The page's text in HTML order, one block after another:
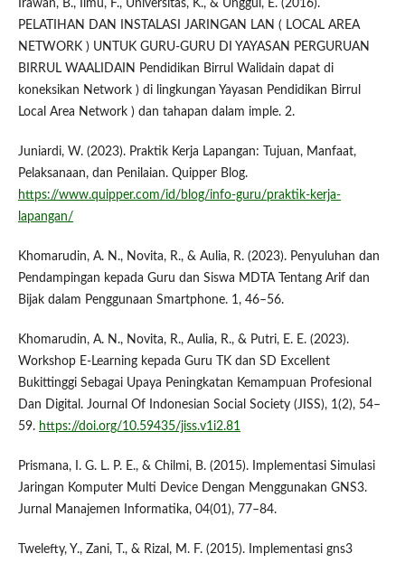
Irawan, B., Ilmu, F., Universitas, K., & Unggul, E. (2016).
PELATIHAN DAN INSTALASI JARINGAN LAN ( LOCAL AREA
NETWORK ) UNTUK GURU-GURU DI YAYASAN PERGURUAN
BIRRUL WAALIDAIN Pendidikan Birrul Walidain dapat di
koneksikan Network ) di lingkungan Yayasan Pendidikan Birrul
Local Area Network ) dan tahapan dalam imple. 2.
Juniardi, W. (2023). Praktik Kerja Lapangan: Tujuan, Manfaat,
Pelaksanaan, dan Penilaian. Quipper Blog.
https://www.quipper.com/id/blog/info-guru/praktik-kerja-
lapangan/
Khomarudin, A. N., Novita, R., & Aulia, R. (2023). Penyuluhan dan
Pendampingan kepada Guru dan Siswa MDTA Tentang Arif dan
Bijak dalam Penggunaan Smartphone. 1, 46–56.
Khomarudin, A. N., Novita, R., Aulia, R., & Putri, E. E. (2023).
Workshop E-Learning kepada Guru TK dan SD Excellent
Bukittinggi Sebagai Upaya Peningkatan Kemampuan Profesional
Dan Digital. Journal Of Indonesian Social Society (JISS), 1(2), 54–
59. https://doi.org/10.59435/jiss.v1i2.81
Prismana, I. G. L. P. E., & Chilmi, B. (2015). Implementasi Simulasi
Jaringan Komputer Multi Device Dengan Menggunakan GNS3.
Jurnal Manajemen Informatika, 04(01), 77–84.
Twelefty, Y., Zani, T., & Rizal, M. F. (2015). Implementasi gns3